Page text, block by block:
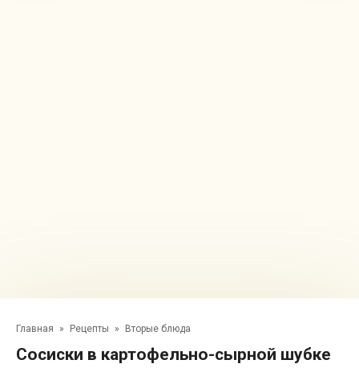
Главная » Рецепты » Вторые блюда
Сосиски в картофельно-сырной шубке